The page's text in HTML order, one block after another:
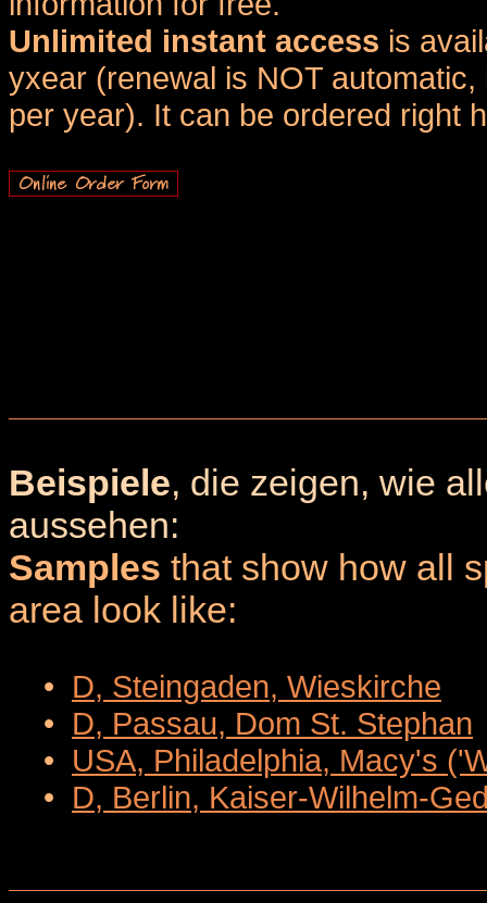
Unlimited instant access is
yxear (renewal is NOT
per year). It can be ordered right
Beispiele, die zeigen, wie
aussehen:
Samples that show how all
area look like:
• D, Steingaden, Wieskirche
• D, Passau, Dom St. Stephan
• USA, Philadelphia, Macy's
• D, Berlin, Kaiser-Wilhelm-